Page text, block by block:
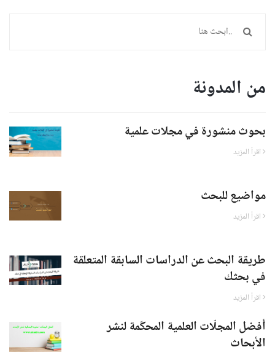
من المدونة
بحوث منشورة في مجلات علمية
مواضيع للبحث
طريقة البحث عن الدراسات السابقة المتعلقة
في بحثك
أفضل المجلّات العلمية المحكّمة لنشر
الأبحاث